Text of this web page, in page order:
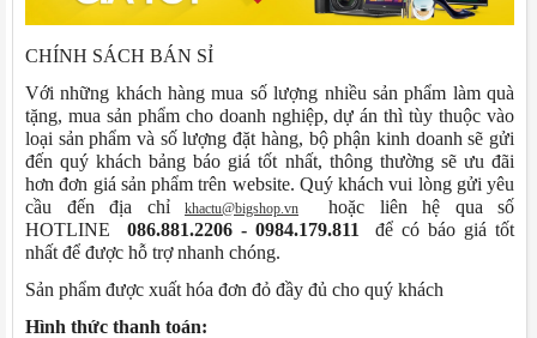
CHÍNH SÁCH BÁN SỈ
Với những khách hàng mua số lượng nhiều sản phẩm làm quà
tặng, mua sản phẩm cho doanh nghiệp, dự án thì tùy thuộc vào
loại sản phẩm và số lượng đặt hàng, bộ phận kinh doanh sẽ gửi
đến quý khách bảng báo giá tốt nhất, thông thường sẽ ưu đãi
hơn đơn giá sản phẩm trên website. Quý khách vui lòng gửi yêu
cầu đến địa chỉ
khactu@bigshop.vn
hoặc liên hệ qua số
HOTLINE
086.881.2206 - 0984.179.811để có báo giá tốt
nhất để được hỗ trợ nhanh chóng.
Sản phẩm được xuất hóa đơn đỏ đầy đủ cho quý khách
Hình thức thanh toán: